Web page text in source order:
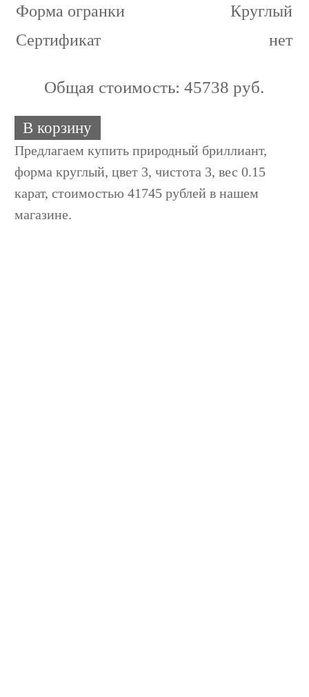
Форма огранки
Круглый
Сертификат
нет
Общая стоимость:45738 руб.
В корзину
Предлагаем купить природный бриллиант,
форма круглый, цвет 3, чистота 3, вес 0.15
карат, стоимостью 41745 рублей в нашем
магазине.